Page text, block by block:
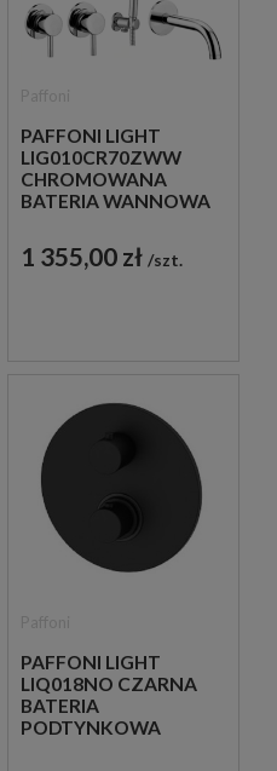
PAFFONI LIGHT
LIG010CR70ZWW
CHROMOWANA
BATERIA WANNOWA
PODTYNKOWA
1 355,00 zł szt.
PAFFONI LIGHT
LIQ018NO CZARNA
BATERIA
PODTYNKOWA